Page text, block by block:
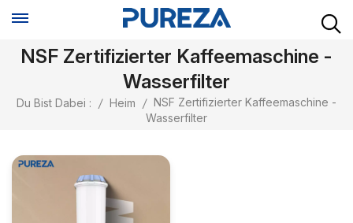
NSF Zertifizierter Kaffeemaschine -
Wasserfilter
Du Bist Dabei : / Heim / NSF Zertifizierter Kaffeemaschine -
Wasserfilter